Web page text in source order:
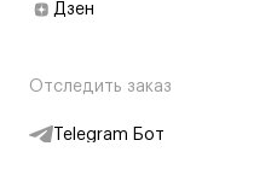
Дзен
Отследить заказ
Telegram Бот